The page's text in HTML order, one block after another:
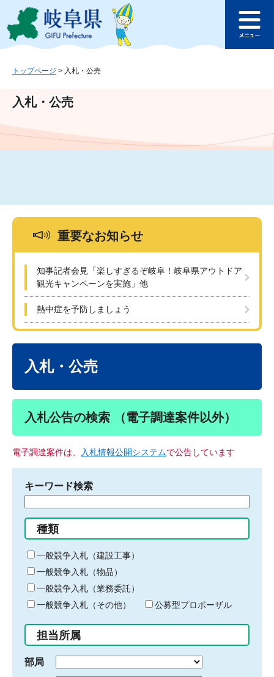
ジ
ュ
文
このページの本文へ
ュ
トップページ > 入札・公売
入札・公売
重要なお知らせ
知事記者会見「楽しすぎるぞ岐阜！岐阜県アウトドア
観光キャンペーンを実施」他
熱中症を予防しましょう
入札・公売
入札公告の検索 （電子調達案件以外）
電子調達案件は、 入札情報公開システムで公告しています
キーワード検索
る
キ
ー
ワ
ー
ド
入
力
種類
一般競争入札（建設工事）
一般競争入札（物品）
一般競争入札（業務委託）
一般競争入札（その他）
公募型プロポーザル
担当所属
部局